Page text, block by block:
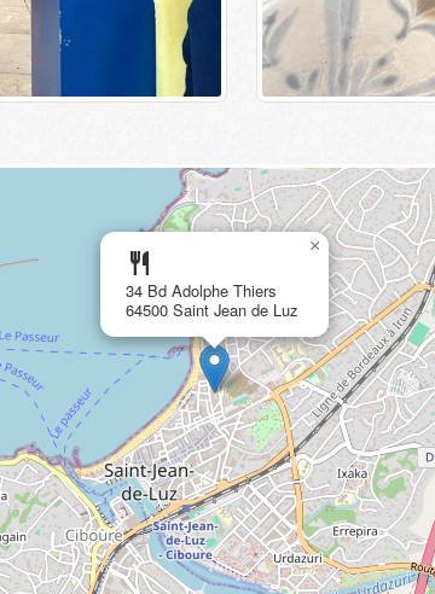
restaurant
34 Bd Adolphe Thiers
64500 Saint Jean de Luz
×